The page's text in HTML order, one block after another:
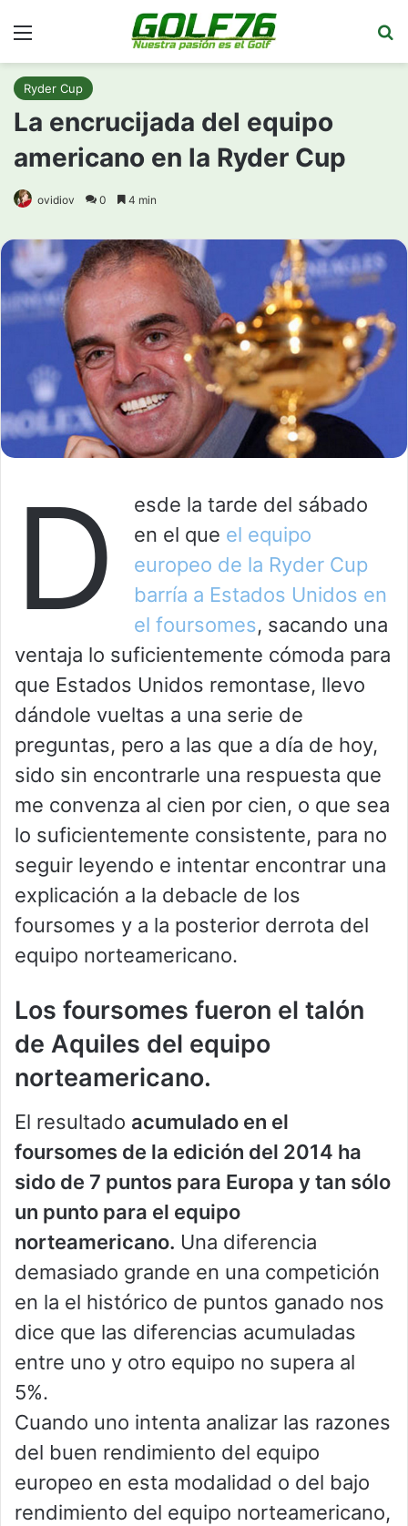
Ryder Cup
La encrucijada del equipo
americano en la Ryder Cup
ovidiov 0 4 min
D
esde la tarde del sábado
en el que el equipo
europeo de la Ryder Cup
barría a Estados Unidos en
el foursomes, sacando una
ventaja lo suficientemente cómoda para
que Estados Unidos remontase, llevo
dándole vueltas a una serie de
preguntas, pero a las que a día de hoy,
sido sin encontrarle una respuesta que
me convenza al cien por cien, o que sea
lo suficientemente consistente, para no
seguir leyendo e intentar encontrar una
explicación a la debacle de los
foursomes y a la posterior derrota del
equipo norteamericano.
Los foursomes fueron el talón
de Aquiles del equipo
norteamericano.
El resultado acumulado en el
foursomes de la edición del 2014 ha
sido de 7 puntos para Europa y tan sólo
un punto para el equipo
norteamericano. Una diferencia
demasiado grande en una competición
en la el histórico de puntos ganado nos
dice que las diferencias acumuladas
entre uno y otro equipo no supera al
5%.
Cuando uno intenta analizar las razones
del buen rendimiento del equipo
europeo en esta modalidad o del bajo
rendimiento del equipo norteamericano,